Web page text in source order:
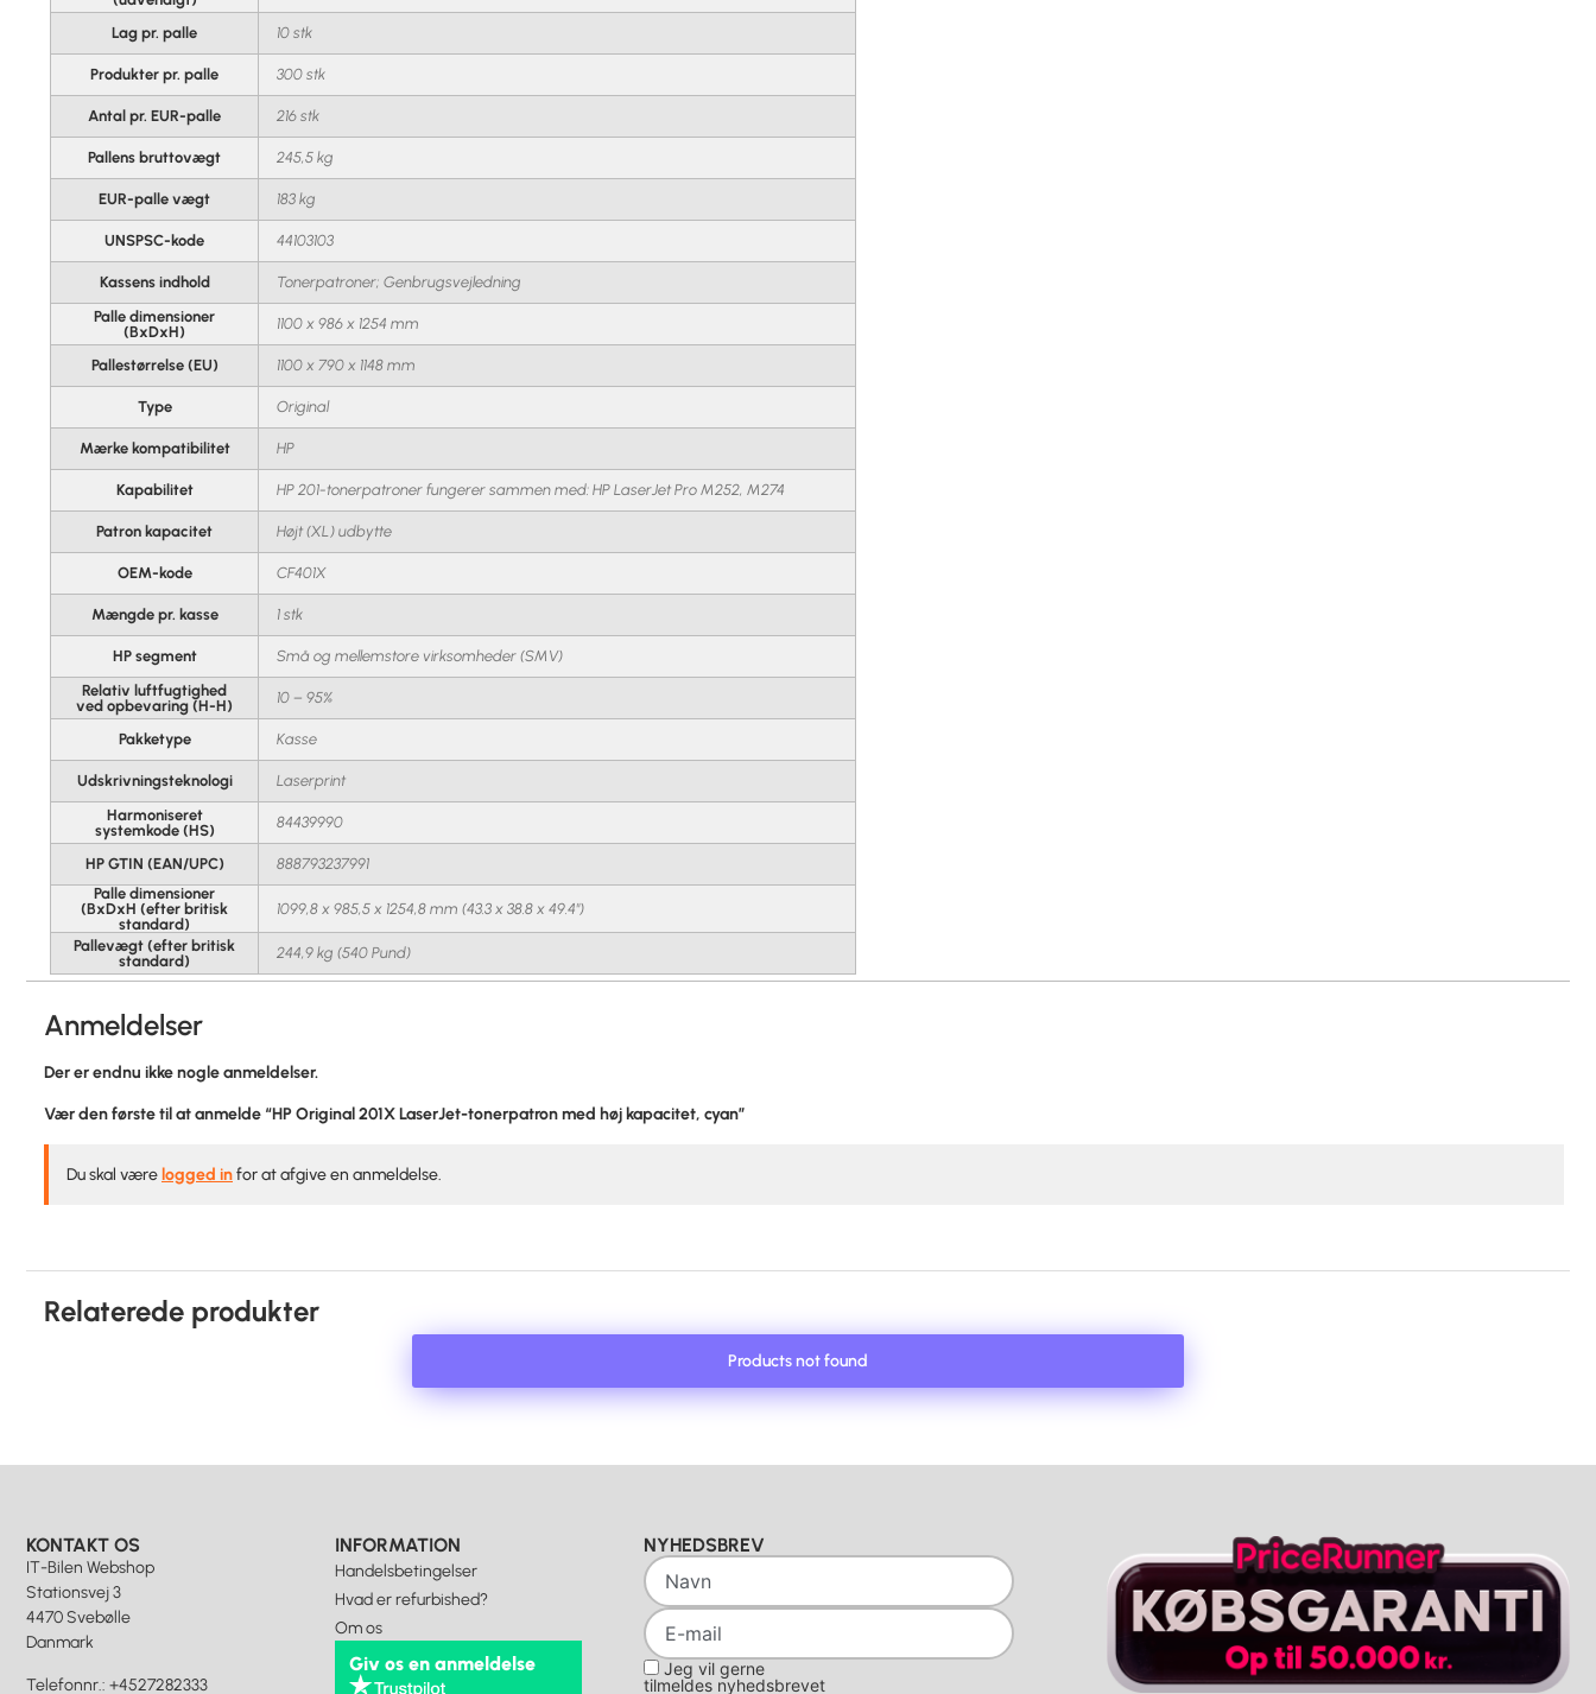
Lag pr. palle 10 stk
Produkter pr. palle 300 stk
Antal pr. EUR-palle 216 stk
Pallens bruttovægt 245,5 kg
EUR-palle vægt 183 kg
UNSPSC-kode 44103103
Kassens indhold
Tonerpatroner; Genbrugsvejledning
Palle dimensioner
(BxDxH)
1100 x 986 x 1254 mm
Pallestørrelse (EU) 1100 x 790 x 1148 mm
Type Original
Mærke kompatibilitet HP
Kapabilitet HP 201-tonerpatroner fungerer sammen med: HP LaserJet Pro M252, M274
Patron kapacitet Højt (XL) udbytte
OEM-kode CF401X
Mængde pr. kasse 1 stk
HP segment
Små og mellemstore virksomheder (SMV)
Relativ luftfugtighed
ved opbevaring (H-H)
10 – 95%
Pakketype Kasse
Udskrivningsteknologi
Laserprint
Harmoniseret
systemkode (HS)
84439990
HP GTIN (EAN/UPC)
888793237991
Palle dimensioner
(BxDxH (efter britisk
standard)
1099,8 x 985,5 x 1254,8 mm (43.3 x 38.8 x 49.4")
Pallevægt (efter britisk
standard)
244,9 kg (540 Pund)
Anmeldelser
Der er endnu ikke nogle anmeldelser.
Vær den første til at anmelde “HP Original 201X LaserJet-tonerpatron med høj kapacitet, cyan”
Du skal være logged infor at afgive en anmeldelse.
Relaterede produkter
Products not found
KONTAKT OS
IT-Bilen Webshop
Stationsvej 3
4470 Svebølle
Danmark
Telefonnr.: +4527282333
INFORMATION
Handelsbetingelser
Hvad er refurbished?
Om os
Giv os en anmeldelse
NYHEDSBREV
tilmeldes nyhedsbrevet